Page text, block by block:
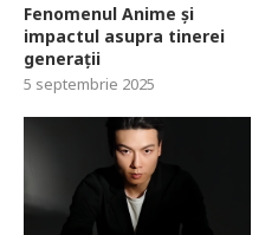
Fenomenul Anime și
impactul asupra tinerei
generații
5 septembrie 2025